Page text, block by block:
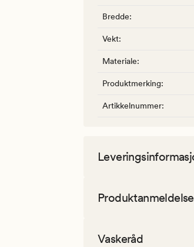
Bredde:
Vekt:
Materiale:
Produktmerking:
Artikkelnummer:
Vaskeråd